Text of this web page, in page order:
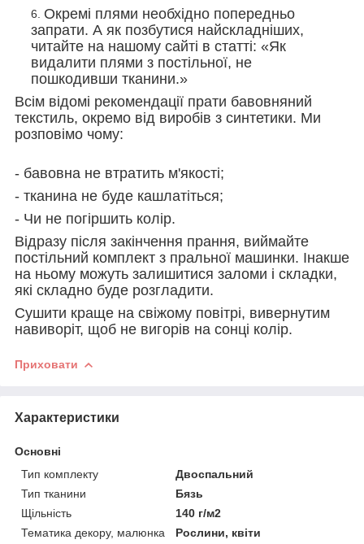
Окремі плями необхідно попередньо
запрати. А як позбутися найскладніших,
читайте на нашому сайті в статті: «Як
видалити плями з постільної, не
пошкодивши тканини.»
Всім відомі рекомендації прати бавовняний
текстиль, окремо від виробів з синтетики. Ми
розповімо чому:
- бавовна не втратить м'якості;
- тканина не буде кашлатіться;
- Чи не погіршить колір.
Відразу після закінчення прання, виймайте
постільний комплект з пральної машинки. Інакше
на ньому можуть залишитися заломи і складки,
які складно буде розгладити.
Сушити краще на свіжому повітрі, вивернутим
навиворіт, щоб не вигорів на сонці колір.
Приховати
Характеристики
Основні
Тип комплекту
Двоспальний
Тип тканини
Бязь
Щільність
140 г/м2
Тематика декору, малюнка
Рослини, квіти